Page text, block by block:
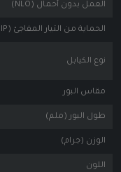
العمل بدون أحمال (NLO)
الحماية من التيار المفاجئ (SIP)
نوع الكيابل
مقاس البور
طول البور (ملم)
الوزن (جرام)
اللون